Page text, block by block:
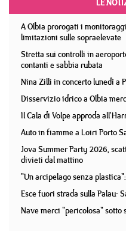
LE
A Olbia prorogati i
limitazioni sulle sopraelevate
Stretta sui controlli in
contanti e sabbia rubata
Nina Zilli in concerto lunedì a
Disservizio idrico a Olbia
Il Cala di Volpe approda
Auto in fiamme a Loiri Porto
Jova Summer Party 2026,
divieti dal mattino
"Un arcipelago senza
Esce fuori strada sulla Palau-
Nave merci "pericolosa" sotto